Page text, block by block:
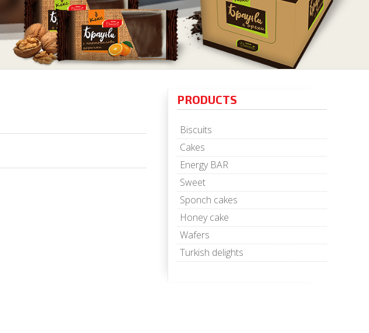
PRODUCTS
Biscuits
Cakes
Energy BAR
Sweet
Sponch cakes
Honey cake
Wafers
Turkish delights